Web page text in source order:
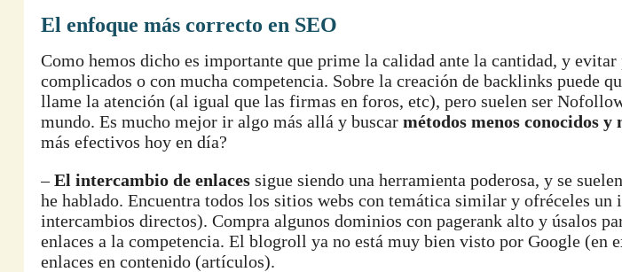
El enfoque más correcto en SEO
Como hemos dicho es importante que prime la calidad ante la cantidad, y
complicados o con mucha competencia. Sobre la creación de backlinks puede
llame la atención (al igual que las firmas en foros, etc), pero suelen ser
mundo. Es mucho mejor ir algo más allá y buscar métodos menos conocidos y
más efectivos hoy en día?
–El intercambio de enlaces sigue siendo una herramienta poderosa, y se
he hablado. Encuentra todos los sitios webs con temática similar y ofréceles un
intercambios directos). Compra algunos dominios con pagerank alto y úsalos
enlaces a la competencia. El blogroll ya no está muy bien visto por Google (en
enlaces en contenido (artículos).